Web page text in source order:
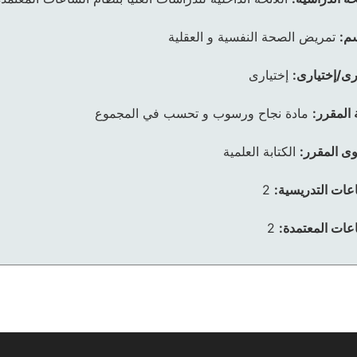
تمريض الصحة النفسية و العقلية
إختيارى: إختيارى
المقرر: مادة نجاح ورسوب و تحسب في المجموع
المقرر: الكتابة العلمية
التدريسية: 2
المعتمدة: 2